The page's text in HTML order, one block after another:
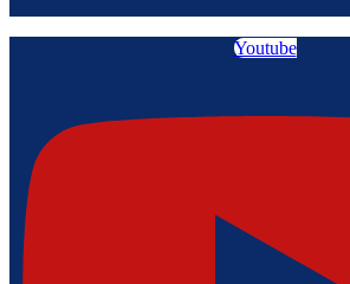
Youtube